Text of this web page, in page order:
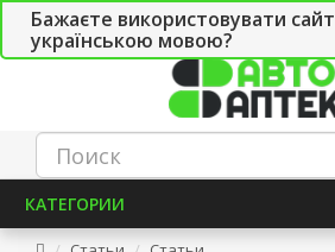
Бажаєте використовувати сайт
українською мовою?
СТО
КАТЕГОРИИ